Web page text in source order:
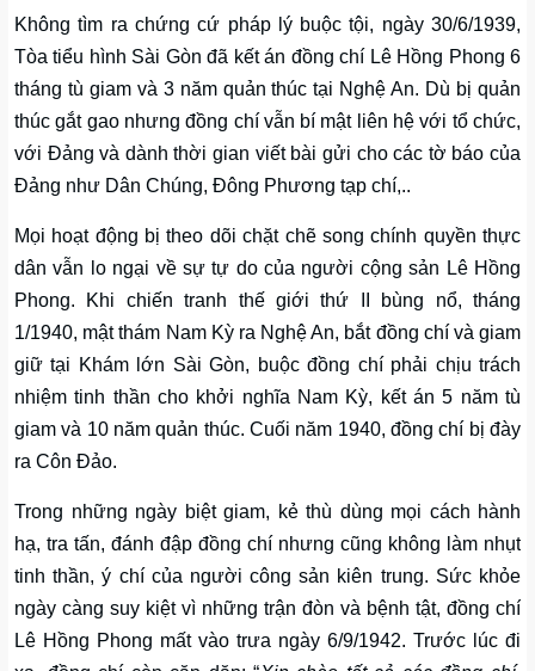
Không tìm ra chứng cứ pháp lý buộc tội, ngày 30/6/1939,
Tòa tiểu hình Sài Gòn đã kết án đồng chí Lê Hồng Phong 6
tháng tù giam và 3 năm quản thúc tại Nghệ An. Dù bị quản
thúc gắt gao nhưng đồng chí vẫn bí mật liên hệ với tổ chức,
với Đảng và dành thời gian viết bài gửi cho các tờ báo của
Đảng như Dân Chúng, Đông Phương tạp chí,..
Mọi hoạt động bị theo dõi chặt chẽ song chính quyền thực
dân vẫn lo ngại về sự tự do của người cộng sản Lê Hồng
Phong. Khi chiến tranh thế giới thứ II bùng nổ, tháng
1/1940, mật thám Nam Kỳ ra Nghệ An, bắt đồng chí và giam
giữ tại Khám lớn Sài Gòn, buộc đồng chí phải chịu trách
nhiệm tinh thần cho khởi nghĩa Nam Kỳ, kết án 5 năm tù
giam và 10 năm quản thúc. Cuối năm 1940, đồng chí bị đày
ra Côn Đảo.
Trong những ngày biệt giam, kẻ thù dùng mọi cách hành
hạ, tra tấn, đánh đập đồng chí nhưng cũng không làm nhụt
tinh thần, ý chí của người công sản kiên trung. Sức khỏe
ngày càng suy kiệt vì những trận đòn và bệnh tật, đồng chí
Lê Hồng Phong mất vào trưa ngày 6/9/1942. Trước lúc đi